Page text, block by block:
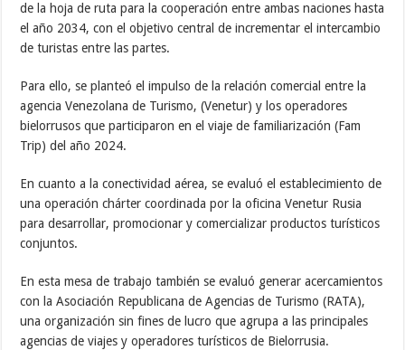
de la hoja de ruta para la cooperación entre ambas naciones hasta
el año 2034, con el objetivo central de incrementar el intercambio
de turistas entre las partes.
Para ello, se planteó el impulso de la relación comercial entre la
agencia Venezolana de Turismo, (Venetur) y los operadores
bielorrusos que participaron en el viaje de familiarización (Fam
Trip) del año 2024.
En cuanto a la conectividad aérea, se evaluó el establecimiento de
una operación chárter coordinada por la oficina Venetur Rusia
para desarrollar, promocionar y comercializar productos turísticos
conjuntos.
En esta mesa de trabajo también se evaluó generar acercamientos
con la Asociación Republicana de Agencias de Turismo (RATA),
una organización sin fines de lucro que agrupa a las principales
agencias de viajes y operadores turísticos de Bielorrusia.